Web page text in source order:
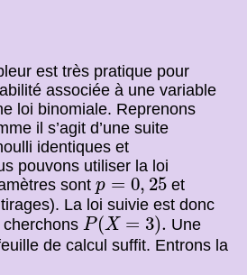
est très pratique pour
associée à une variable
loi binomiale. Reprenons
il s’agit d’une suite
identiques et
pouvons utiliser la loi
sontp = 0, 25
p=0,25
et
La loi suivie est donc
cherchonsP(X = 3).
P(X=3).
Une
de calcul suffit. Entrons la